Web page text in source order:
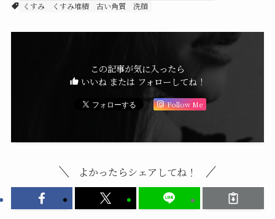
くすみ
くすみ堆積 古い角質 洗顔
この記事が気に入ったら
いいね または フォローしてね！
Follow Me
よかったらシェアしてね！